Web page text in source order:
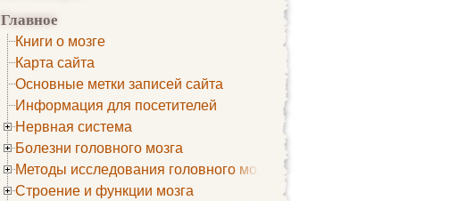
Главное
Книги о мозге
Карта сайта
Основные метки записей сайта
Информация для посетителей
Нервная система
Болезни головного мозга
Методы исследования головного мозга
Строение и функции мозга